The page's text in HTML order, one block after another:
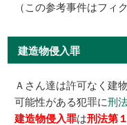
（この参考事件はフィ
建造物侵入罪
Ａさん達は許可なく建
可能性がある犯罪に刑
建造物侵入罪は刑法第